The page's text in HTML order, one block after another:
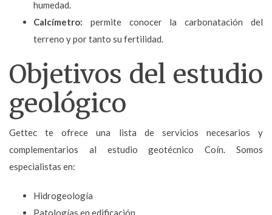
humedad.
Calcímetro: permite conocer la carbonatación del
terreno y por tanto su fertilidad.
Objetivos del estudio
geológico
Gettec te ofrece una lista de servicios necesarios y
complementarios al estudio geotécnico Coín. Somos
especialistas en:
Hidrogeología
Patologías en edificación